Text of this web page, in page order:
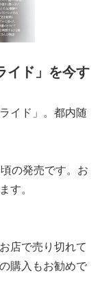
イド」を今す
イド」。都内随
の発売です。お
す。
店で売り切れて
購入もお勧めで